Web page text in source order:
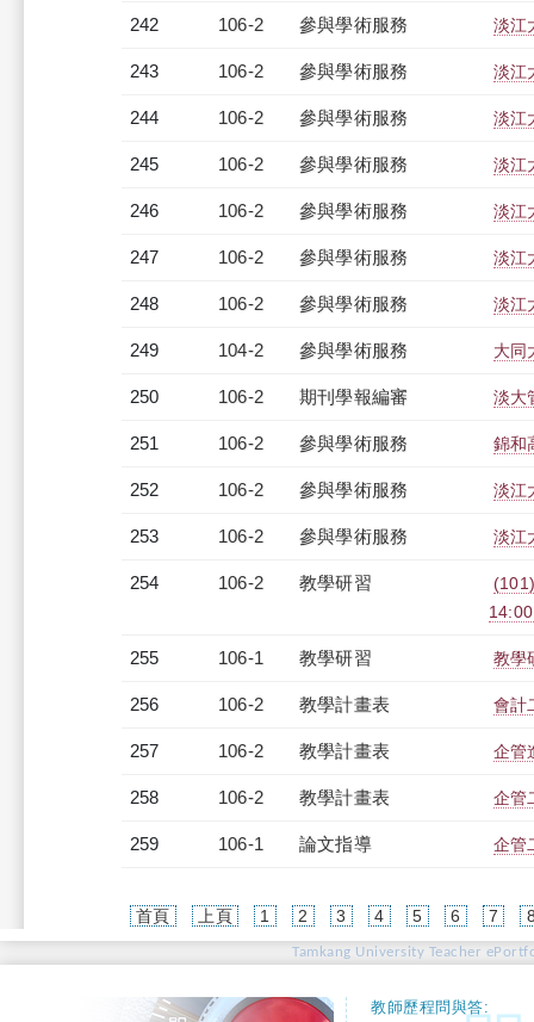
242 106-2 參與學術服務 淡江
243 106-2 參與學術服務 淡江
244 106-2 參與學術服務 淡江
245 106-2 參與學術服務 淡江
246 106-2 參與學術服務 淡江
247 106-2 參與學術服務 淡江
248 106-2 參與學術服務 淡江
249 104-2 參與學術服務 大同
250 106-2 期刊學報編審 淡大
251 106-2 參與學術服務 錦和
252 106-2 參與學術服務 淡江
253 106-2 參與學術服務 淡江
254 106-2 教學研習
255 106-1 教學研習 教學
256 106-2 教學計畫表 會計
257 106-2 教學計畫表 企管
258 106-2 教學計畫表 企管
259 106-1 論文指導 企管
首頁 上頁 1 2 3 4 5 6 7
Tamkang University Teacher
教師歷程問與答: